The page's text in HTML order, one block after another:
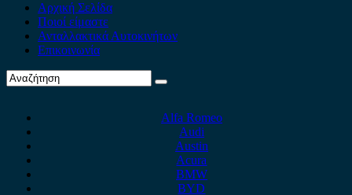
Αρχική Σελίδα
Ποιοί είμαστε
Ανταλλακτικά Αυτοκινήτων
Επικοινωνία
Alfa Romeo
Audi
Austin
Acura
BMW
BYD